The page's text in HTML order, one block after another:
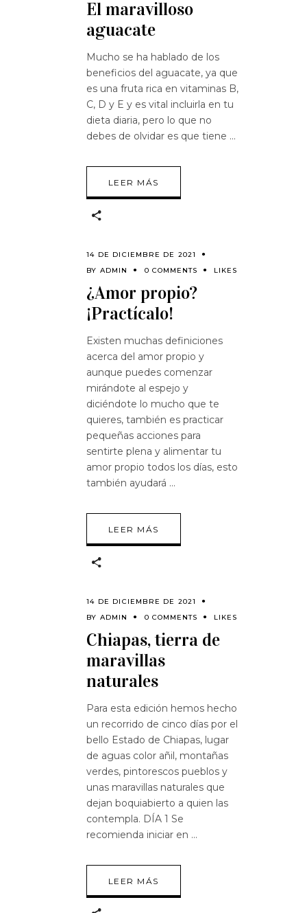
El maravilloso
aguacate
Mucho se ha hablado de los
beneficios del aguacate, ya que
es una fruta rica en vitaminas B,
C, D y E y es vital incluirla en tu
dieta diaria, pero lo que no
debes de olvidar es que tiene
LEER MÁS
14 DE DICIEMBRE DE 2021
BY ADMIN 0 COMMENTS LIKES
¿Amor propio?
¡Practícalo!
Existen muchas definiciones
acerca del amor propio y
aunque puedes comenzar
mirándote al espejo y
diciéndote lo mucho que te
quieres, también es practicar
pequeñas acciones para
sentirte plena y alimentar tu
amor propio todos los días, esto
también ayudará
LEER MÁS
14 DE DICIEMBRE DE 2021
BY ADMIN 0 COMMENTS LIKES
Chiapas, tierra de
maravillas
naturales
Para esta edición hemos hecho
un recorrido de cinco días por el
bello Estado de Chiapas, lugar
de aguas color añil, montañas
verdes, pintorescos pueblos y
unas maravillas naturales que
dejan boquiabierto a quien las
contempla. DÍA 1 Se
recomienda iniciar en
LEER MÁS